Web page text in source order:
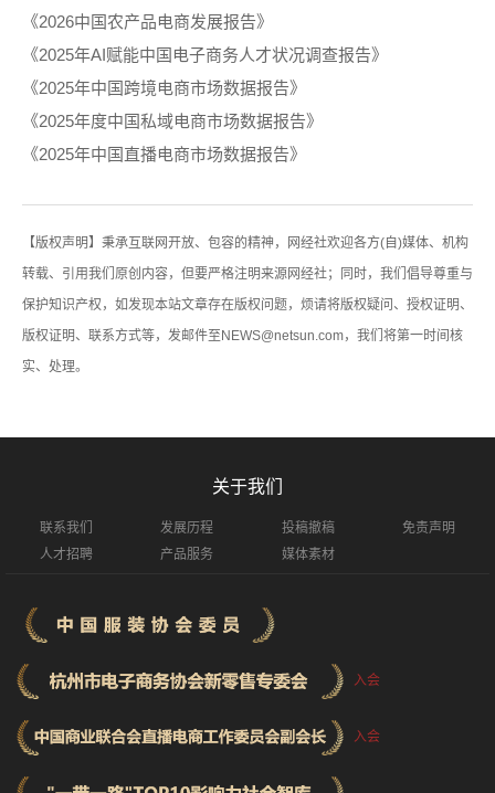
《2026中国农产品电商发展报告》
《2025年AI赋能中国电子商务人才状况调查报告》
《2025年中国跨境电商市场数据报告》
《2025年度中国私域电商市场数据报告》
《2025年中国直播电商市场数据报告》
【版权声明】秉承互联网开放、包容的精神，网经社欢迎各方(自)媒体、机构
转载、引用我们原创内容，但要严格注明来源网经社；同时，我们倡导尊重与
保护知识产权，如发现本站文章存在版权问题，烦请将版权疑问、授权证明、
版权证明、联系方式等，发邮件至NEWS@netsun.com，我们将第一时间核
实、处理。
关于我们
联系我们 发展历程 投稿撤稿
免责声明
人才招聘
产品服务 媒体素材
入会
入会